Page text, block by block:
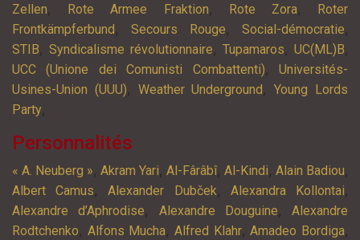
Zellen, Rote Armee Fraktion, Rote Zora,
Roter
Frontkämpferbund , Secours Rouge, Social-démocratie,
STIB, Syndicalisme révolutionnaire, Tupamaros, UC(ML)B,
UCC (Unione dei Comunisti Combattenti),Universités-
Usines-Union (UUU), Weather Underground ,Young Lords
Party,
Personnalités
« A. Neuberg », Akram Yari, Al-Fârâbî, Al-Kindi, Alain Badiou,
Albert Camus,Alexander Dubček, Alexandra Kollontai,
Alexandre d’Aphrodise, Alexandre Douguine, Alexandre
Rodtchenko, Alfons Mucha,Alfred Klahr,Amadeo Bordiga,